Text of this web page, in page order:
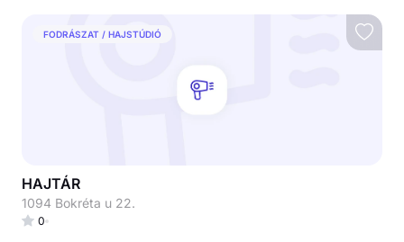
FODRÁSZAT / HAJSTÚDIÓ
HAJTÁR
1094 Bokréta u 22.
0